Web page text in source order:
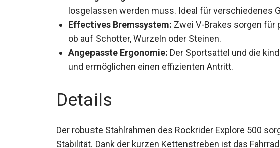
losgelassen werden muss. Ideal für verschiedenes
Effectives Bremssystem: Zwei V-Brakes sorgen für
egal ob auf Schotter, Wurzeln oder Steinen.
Angepasste Ergonomie: Der Sportsattel und die
Komfort und ermöglichen einen effizienten Antritt.
Details
Der robuste Stahlrahmen des Rockrider Explore 500
Stabilität. Dank der kurzen Kettenstreben ist das